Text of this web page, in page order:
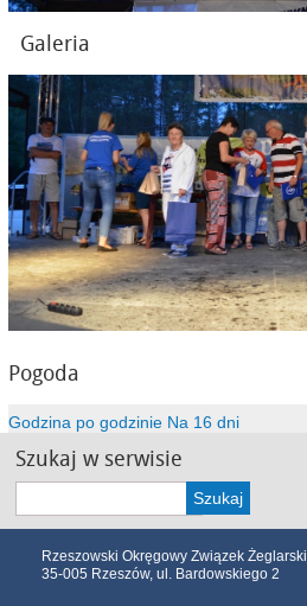
Galeria
Pogoda
Godzina po godzinie Na 16 dni
Szukaj w serwisie
Rzeszowski Okręgowy Związek Żeglarski
35-005 Rzeszów, ul. Bardowskiego 2